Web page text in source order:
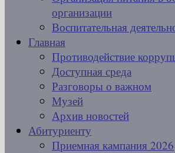
организации
Воспитательная
Главная
Противодействие
Доступная среда
Разговоры о важном
Музей
Архив новостей
Абитуриенту
Приемная кампания 2026